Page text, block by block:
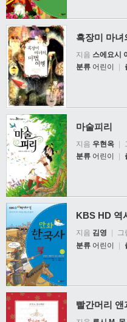
흑장미 마녀
지음 스에요시
분류 어린이
마술피리
지음 우현옥 |
분류 어린이
KBS HD 역
지음 김영 그
분류 어린이 |
빨간머리 앤